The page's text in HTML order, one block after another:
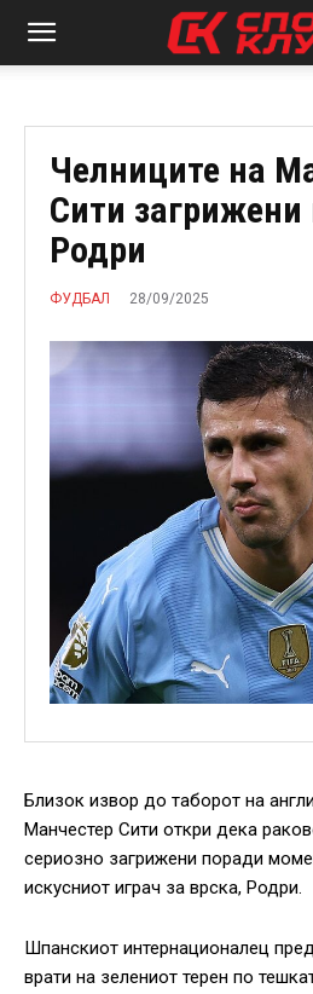
Челниците на
Сити загрижени
Родри
ФУДБАЛ 28/09/2025
Близок извор до таборот на
Манчестер Сити откри дека
сериозно загрижени поради
искусниот играч за врска, Родри.
Шпанскиот интернационалец
врати на зелениот терен по